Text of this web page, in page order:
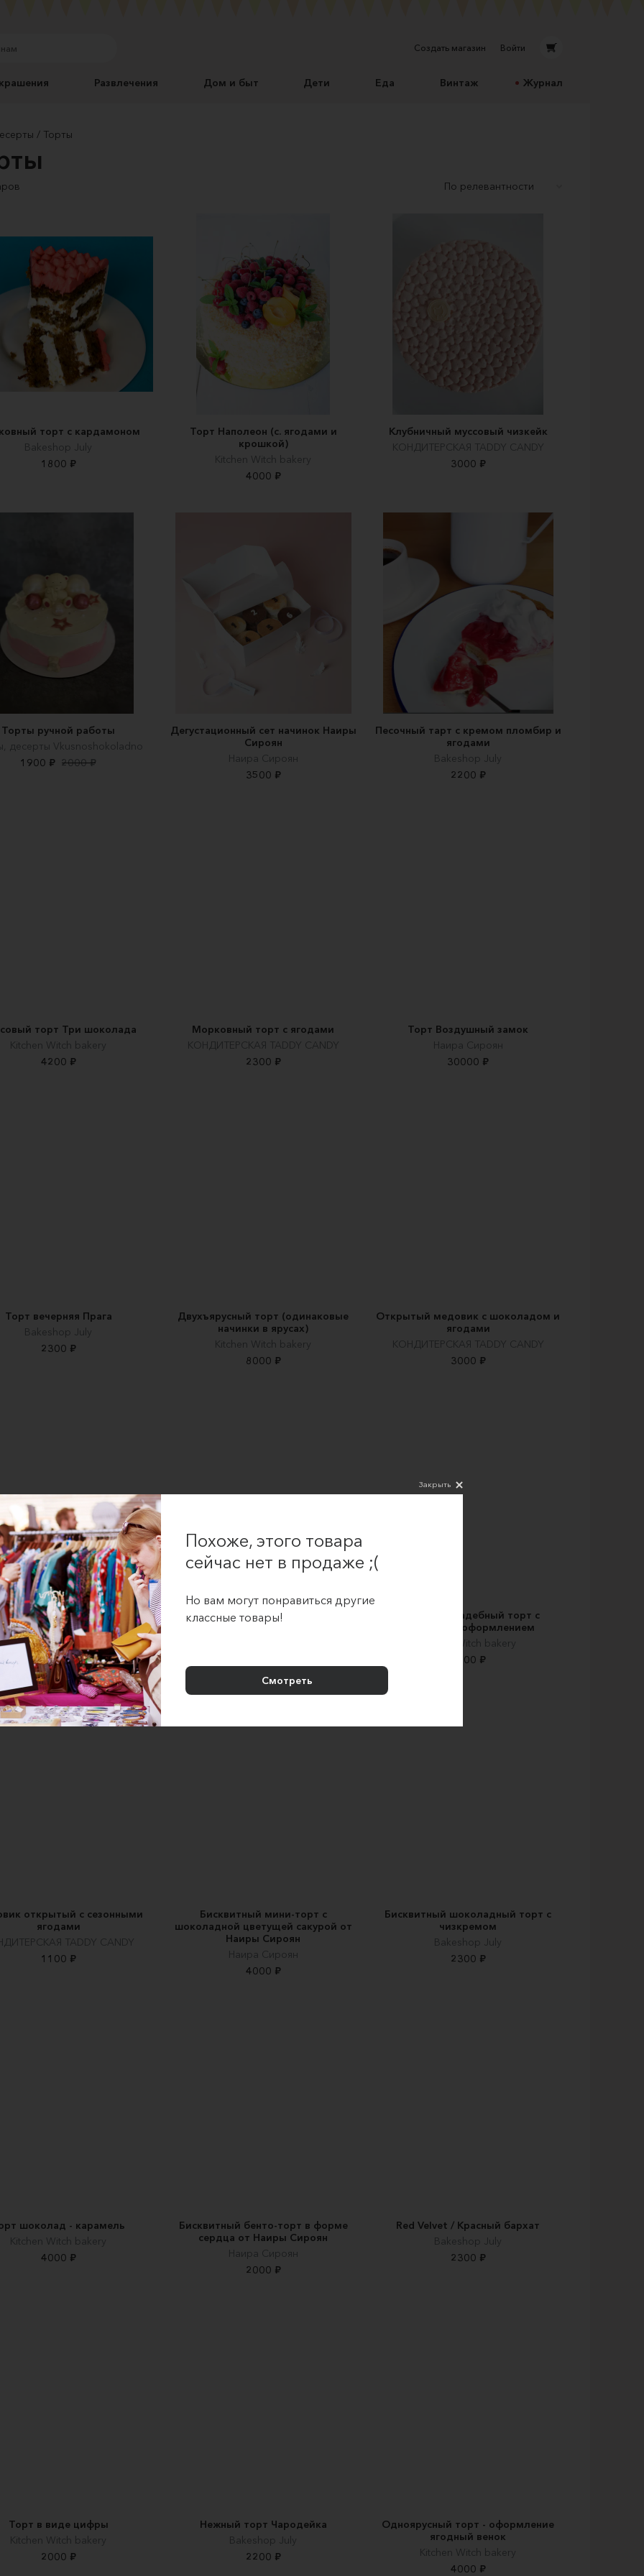
Создать магазин Войти
Развлечения Дом и быт Дети Еда Винтаж Журнал
Торты
торт с кардамоном
Вakeshop July
1800 ₽
Торт Наполеон (с. ягодами и
крошкой)
Kitchen Witch bakery
4000 ₽
Клубничный муссовый чизкейк
КОНДИТЕРСКАЯ TADDY CANDY
3000 ₽
Торты ручной работы
десерты Vkusnoshokoladno
1900 ₽ 2000 ₽
Дегустационный сет начинок Наиры
Сироян
Наира Сироян
3500 ₽
Песочный тарт с кремом пломбир и
ягодами
Вakeshop July
2200 ₽
торт Три шоколада
Kitchen Witch bakery
4200 ₽
Морковный торт с ягодами
КОНДИТЕРСКАЯ TADDY CANDY
2300 ₽
Торт Воздушный замок
Наира Сироян
30000 ₽
Торт вечерняя Прага
Вakeshop July
2300 ₽
Двухъярусный торт (одинаковые
начинки в ярусах)
Kitchen Witch bakery
8000 ₽
Открытый медовик с шоколадом и
ягодами
КОНДИТЕРСКАЯ TADDY CANDY
3000 ₽
торт-елочная игрушка
Наира Сироян
6000 ₽
Мои черничные ночи
Ярусный \ свадебный торт с
цветочным оформлением
Kitchen Witch bakery
9500 ₽
открытый с сезонными
ягодами
TADDY CANDY
1100 ₽
Бисквитный мини-торт с
шоколадной цветущей сакурой от
Наиры Сироян
Наира Сироян
4000 ₽
Бисквитный шоколадный торт с
чизкремом
Вakeshop July
2300 ₽
шоколад - карамель
Kitchen Witch bakery
4000 ₽
Бисквитный бенто-торт в форме
сердца от Наиры Сироян
Наира Сироян
2000 ₽
Red Velvet / Красный бархат
Вakeshop July
2300 ₽
Торт в виде цифры
Kitchen Witch bakery
2000 ₽
Нежный торт Чародейка
Вakeshop July
2200 ₽
Одноярусный торт - оформление
ягодный венок
Kitchen Witch bakery
4000 ₽
Закрыть
Похоже, этого товара
сейчас нет в продаже ;(
Но вам могут понравиться другие
классные товары!
Смотреть